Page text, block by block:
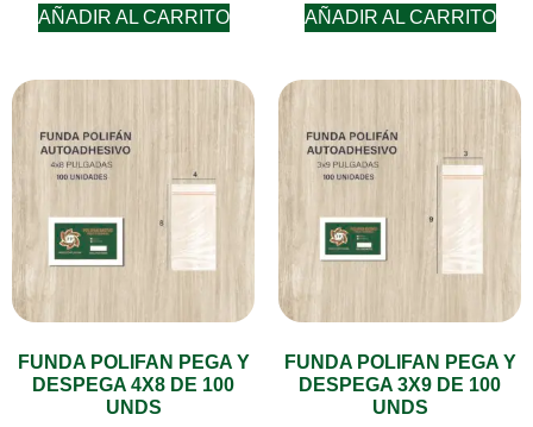
AÑADIR AL CARRITO AÑADIR AL CARRITO
FUNDA POLIFAN PEGA Y
DESPEGA 4X8 DE 100
UNDS
FUNDA POLIFAN PEGA Y
DESPEGA 3X9 DE 100
UNDS